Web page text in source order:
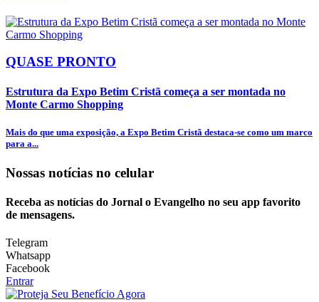
QUASE PRONTO
Estrutura da Expo Betim Cristã começa a ser montada no
Monte Carmo Shopping
Mais do que uma exposição, a Expo Betim Cristã destaca-se como um marco
para a...
Nossas notícias no celular
Receba as notícias do Jornal o Evangelho no seu app favorito
de mensagens.
Telegram
Whatsapp
Facebook
Entrar